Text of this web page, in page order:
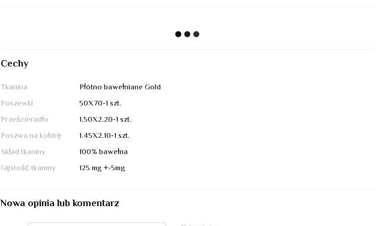
Cechy
Tkanina
Płótno bawełniane Gold
Poszewki
50X70-1 szt.
Prześcieradło
1.50Х2.20-1 szt.
Poszwa na kołdrę
1.45Х2.10-1 szt.
Skład tkaniny
100% bawełna
Gęstość tkaniny
125 mg +-5mg
Nowa opinia lub komentarz